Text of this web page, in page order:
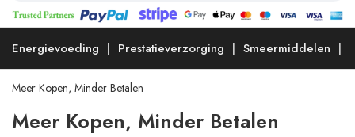
Energievoeding Prestatieverzorging Smeermiddelen
Meer Kopen, Minder Betalen
Meer Kopen, Minder Betalen